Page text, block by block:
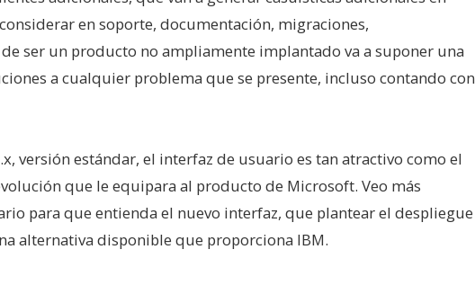
en soporte, documentación, migraciones,
ser un producto no ampliamente implantado va a suponer una
a cualquier problema que se presente, incluso contando con
versión estándar, el interfaz de usuario es tan atractivo como el
que le equipara al producto de Microsoft. Veo más
para que entienda el nuevo interfaz, que plantear el despliegue
alternativa disponible que proporciona IBM.